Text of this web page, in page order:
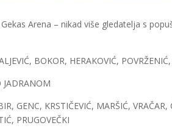
Arena – nikad više gledatelja s
BOKOR, HERAKOVIĆ,
JADRANOM
GENC, KRSTIČEVIĆ, MARŠIĆ,
PRUGOVEČKI